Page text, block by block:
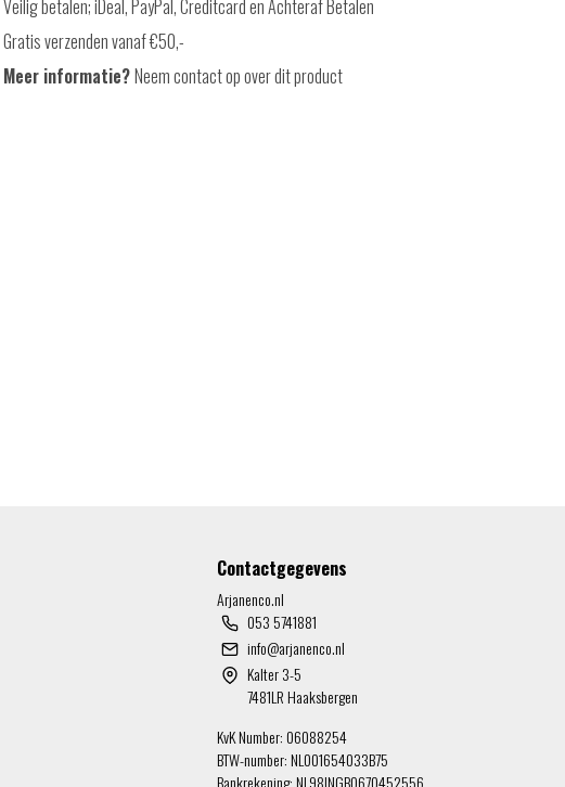
Veilig betalen; iDeal, PayPal, Creditcard en Achteraf Betalen
Gratis verzenden vanaf €50,-
Meer informatie?Neem contact op over dit product
Contactgegevens
Arjanenco.nl
053 5741881
info@arjanenco.nl
Kalter 3-5
7481LR Haaksbergen
KvK Number: 06088254
BTW-number: NL001654033B75
Bankrekening: NL98INGB0670452556